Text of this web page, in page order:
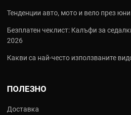
Тенденции авто, мото и вело през
Безплатен чеклист: Калъфи за
2026
Какви са най‑често използваните
ПОЛЕЗНО
Доставка